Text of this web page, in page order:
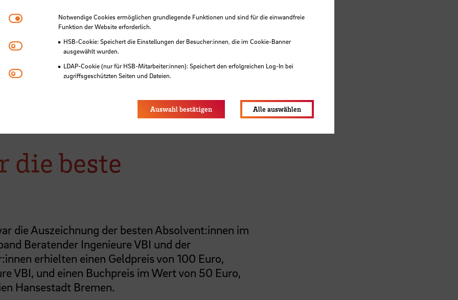
dankte Professorin Ulrike Mansfeld Eva-
mit dem sie seit mehr als zehn Jahren
Wefing fortsetzt.
die beste
die Auszeichnung der besten Absolvent:innen im
Beratender Ingenieure VBI und der
erhielten einen Geldpreis von 100 Euro,
VBI, und einen Buchpreis im Wert von 50 Euro,
Hansestadt Bremen.
Notwendige CookiesNotwendige Cookies ermöglichen grundlegende Funktionen und sind für die einwandfreie
Funktion der Website erforderlich.
HSB-Cookie: Speichert die Einstellungen der Besucher:innen, die im Cookie-Banner
ausgewählt wurden.
LDAP-Cookie (nur für HSB-Mitarbeiter:innen): Speichert den erfolgreichen Log-In bei
zugriffsgeschützten Seiten und Dateien.
Matomo
Youtube
Auswahl bestätigen Alle auswählen